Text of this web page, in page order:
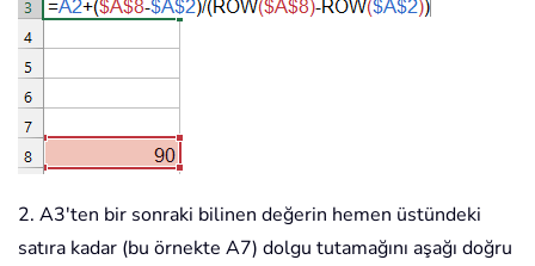
2. A3'ten bir sonraki bilinen değerin hemen üstündeki
satıra kadar (bu örnekte A7) dolgu tutamağını aşağı doğru